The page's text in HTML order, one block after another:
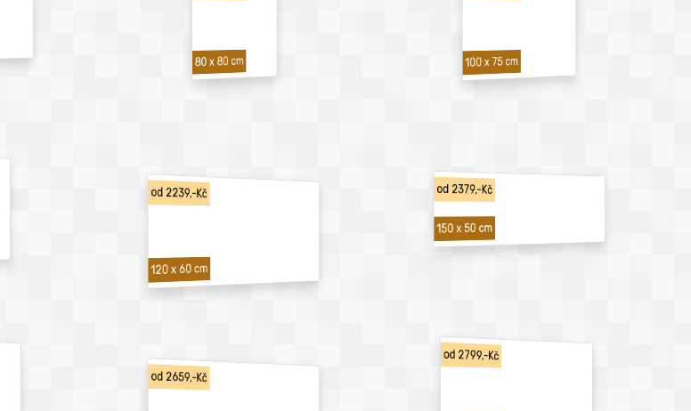
80 x 80 cm 100 x 75 cm
od 2239,-Kč
120 x 60 cm
od 2379,-Kč
150 x 50 cm
od 2659,-Kč
od 2799,-Kč